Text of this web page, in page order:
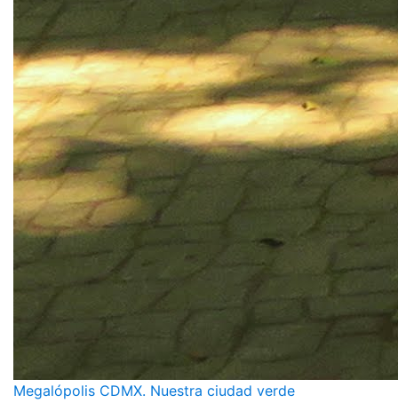
Megalópolis CDMX. Nuestra ciudad verde